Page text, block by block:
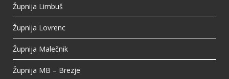
Župnija Limbuš
Župnija Lovrenc
Župnija Malečnik
Župnija MB – Brezje